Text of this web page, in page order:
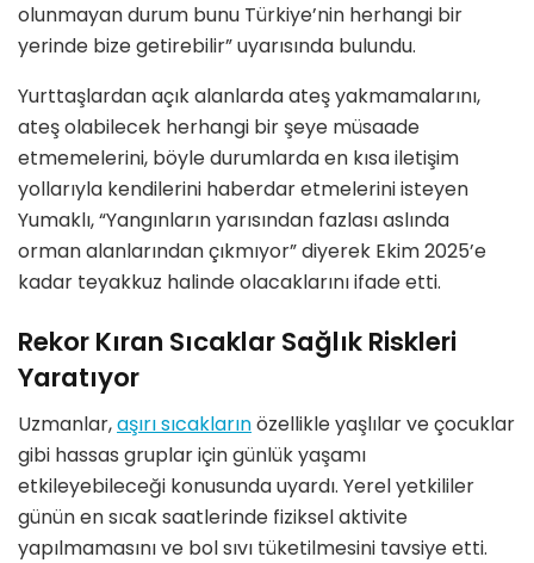
olunmayan durum bunu Türkiye’nin herhangi bir
yerinde bize getirebilir” uyarısında bulundu.
Yurttaşlardan açık alanlarda ateş yakmamalarını,
ateş olabilecek herhangi bir şeye müsaade
etmemelerini, böyle durumlarda en kısa iletişim
yollarıyla kendilerini haberdar etmelerini isteyen
Yumaklı, “Yangınların yarısından fazlası aslında
orman alanlarından çıkmıyor” diyerek Ekim 2025’e
kadar teyakkuz halinde olacaklarını ifade etti.
Rekor Kıran Sıcaklar Sağlık Riskleri
Yaratıyor
Uzmanlar,aşırı sıcaklarınözellikle yaşlılar ve çocuklar
gibi hassas gruplar için günlük yaşamı
etkileyebileceği konusunda uyardı. Yerel yetkililer
günün en sıcak saatlerinde fiziksel aktivite
yapılmamasını ve bol sıvı tüketilmesini tavsiye etti.